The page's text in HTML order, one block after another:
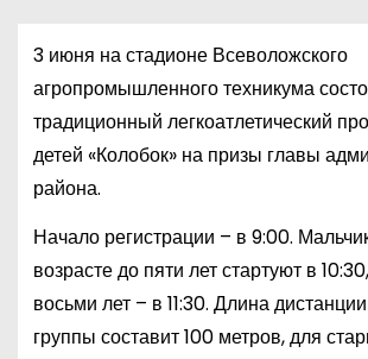
3 июня на стадионе Всеволожского
агропромышленного техникума
традиционный легкоатлетический
детей «Колобок» на призы главы
района.
Начало регистрации – в 9:00.
возрасте до пяти лет стартуют в
восьми лет – в 11:30. Длина
группы составит 100 метров, для